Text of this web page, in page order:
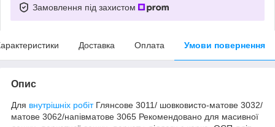
Замовлення під захистом
Доставка Оплата Умови повернення
Опис
Для внутрішніх робітГлянсове 3011/ шовковисто-матове 3032/
матове 3062/напівматове 3065 Рекомендовано для масивної